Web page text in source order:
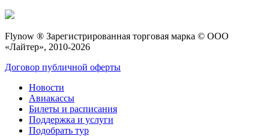
Flynow ® Зарегистрированная торговая марка © ООО
«Лайтер», 2010-2026
Договор публичной оферты
Новости
Авиакассы
Билеты и расписания
Поддержка и услуги
Подобрать тур